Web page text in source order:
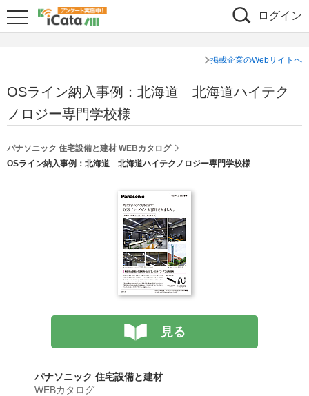
ログイン
掲載企業のWebサイトへ
OSライン納入事例：北海道 北海道ハイテク
ノロジー専門学校様
パナソニック 住宅設備と建材 WEBカタログ
OSライン納入事例：北海道 北海道ハイテクノロジー専門学校様
見る
パナソニック 住宅設備と建材
WEBカタログ